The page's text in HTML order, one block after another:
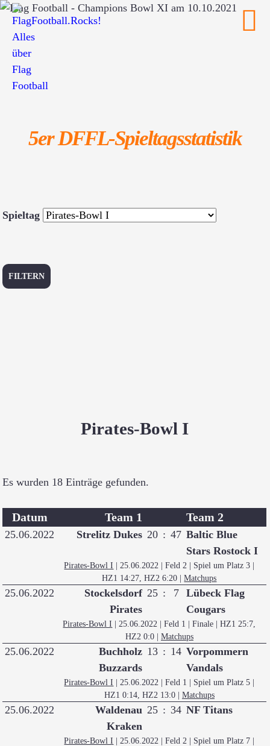
5er DFFL-Spieltagsstatistik
Spieltag
FILTERN
Pirates-Bowl I
Es wurden 18 Einträge gefunden.
Datum Team 1 Team 2
25.06.2022 Strelitz Dukes 20 : 47 Baltic Blue
Stars Rostock I
Pirates-Bowl I | 25.06.2022 | Feld 2 | Spiel um Platz 3 |
HZ1 14:27, HZ2 6:20 |Matchups
25.06.2022
Stockelsdorf
Pirates
25 : 7
Lübeck Flag
Cougars
Pirates-Bowl I | 25.06.2022 | Feld 1 | Finale | HZ1 25:7,
HZ2 0:0| Matchups
25.06.2022
Buchholz
Buzzards
13 : 14 Vorpommern
Vandals
Pirates-Bowl I | 25.06.2022 | Feld 1 | Spiel um Platz 5 |
HZ1 0:14, HZ2 13:0| Matchups
25.06.2022
Waldenau
Kraken
25 : 34 NF Titans
Pirates-Bowl I | 25.06.2022 | Feld 2 | Spiel um Platz 7 |